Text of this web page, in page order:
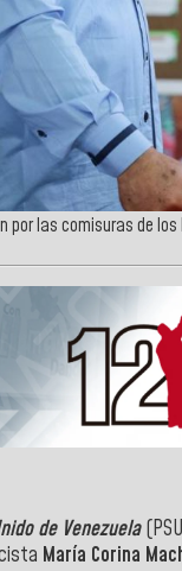
por las comisuras de
de Venezuela
María Corina